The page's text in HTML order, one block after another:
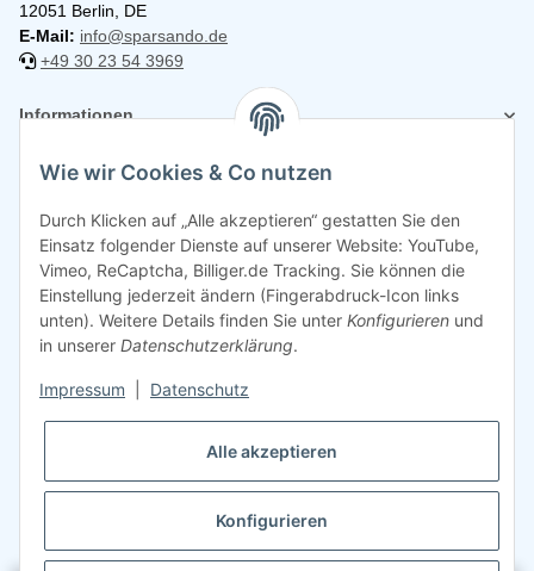
12051 Berlin, DE
E-Mail: info@sparsando.de
+49 30 23 54 3969
Informationen
Rechtliches
©2026Sparsando GmbHWebdesign mit ❤️ von LIST & SELL GmbH
Wie wir Cookies & Co nutzen
Durch Klicken auf „Alle akzeptieren“ gestatten Sie den
Einsatz folgender Dienste auf unserer Website: YouTube,
Vimeo, ReCaptcha, Billiger.de Tracking. Sie können die
Einstellung jederzeit ändern (Fingerabdruck-Icon links
unten). Weitere Details finden Sie unter Konfigurieren und
in unserer Datenschutzerklärung.
Impressum Datenschutz
Alle akzeptieren
Konfigurieren